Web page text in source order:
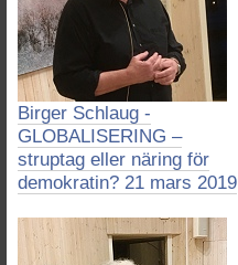
Birger Schlaug -
GLOBALISERING –
struptag eller näring för
demokratin? 21 mars 2019